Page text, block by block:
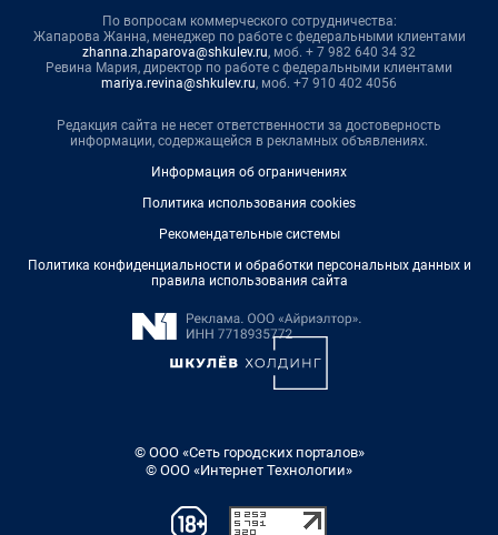
По вопросам коммерческого сотрудничества:
Жапарова Жанна, менеджер по работе с федеральными клиентами
zhanna.zhaparova@shkulev.ru, моб. + 7 982 640 34 32
Ревина Мария, директор по работе с федеральными клиентами
mariya.revina@shkulev.ru, моб. +7 910 402 4056
Редакция сайта не несет ответственности за достоверность
информации, содержащейся в рекламных объявлениях.
Информация об ограничениях
Политика использования cookies
Рекомендательные системы
Политика конфиденциальности и обработки персональных данных и
правила использования сайта
© ООО «Сеть городских порталов»
© ООО «Интернет Технологии»